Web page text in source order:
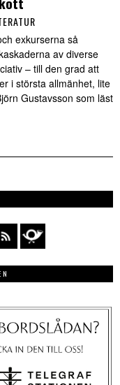
exkurserna så
av diverse
– till den grad att
i största allmänhet, lite
Gustavsson som läst